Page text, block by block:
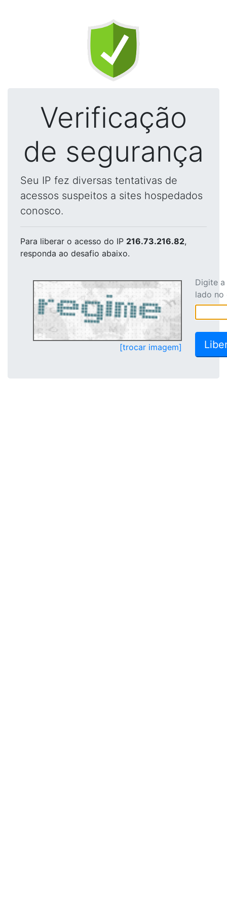
Verificação
de segurança
Seu IP fez diversas tentativas de
acessos suspeitos a sites hospedados
conosco.
Para liberar o acesso do IP 216.73.216.82,
responda ao desafio abaixo.
[trocar imagem]
Digite
lado no